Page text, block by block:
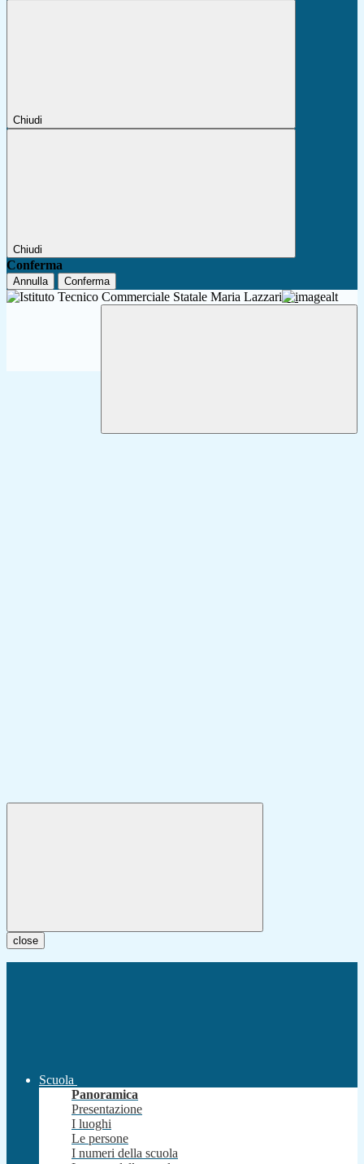
Chiudi
Chiudi
Conferma
Annulla Conferma
close
Scuola
Panoramica
Presentazione
I luoghi
Le persone
I numeri della scuola